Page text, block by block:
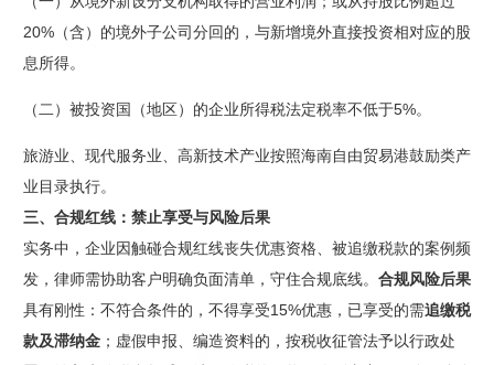
20%（含）的境外子公司分回的，与新增境外直接投资相对应的股
息所得。
（二）被投资国（地区）的企业所得税法定税率不低于5%。
旅游业、现代服务业、高新技术产业按照海南自由贸易港鼓励类产
业目录执行。
三、 合规红线：禁止享受与风险后果
实务中，企业因触碰合规红线丧失优惠资格、被追缴税款的案例频
发，律师需协助客户明确负面清单，守住合规底线。 合规风险后果
具有刚性：不符合条件的，不得享受15%优惠，已享受的需追缴税
款及滞纳金 ；虚假申报、编造资料的，按税收征管法予以行政处